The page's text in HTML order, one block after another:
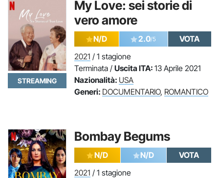
My Love: sei storie di
vero amore
STREAMING
N/D 2.0/5
VOTA
2021 / 1 stagione
Terminata / Uscita ITA: 13 Aprile 2021
Nazionalità: USA
Generi: DOCUMENTARIO, ROMANTICO
Bombay Begums
N/D N/D
VOTA
2021 / 1 stagione